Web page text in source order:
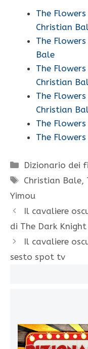
The
Christian
The
Bale
The
Christian
The
Christian
The
The
Categorie
Dizionario dei
Tag
Christian Bale,
Yimou
Il cavaliere
di The Dark Knight
Il cavaliere
sesto spot tv